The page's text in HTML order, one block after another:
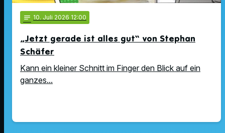
notes 10. Juli 2026 12:00
„Jetzt gerade ist alles gut“ von Stephan
Schäfer
Kann ein kleiner Schnitt im Finger den Blick auf ein
ganzes...